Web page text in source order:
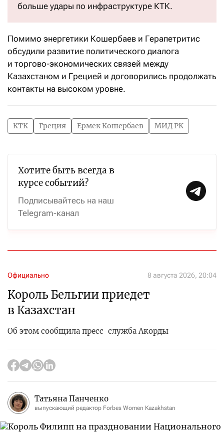
больше удары по инфраструктуре КТК.
Помимо энергетики Кошербаев и Герапетритис
обсудили развитие политического диалога
и торгово-экономических связей между
Казахстаном и Грецией и договорились продолжать
контакты на высоком уровне.
КТК Греция Ермек Кошербаев МИД РК
Хотите быть всегда в
курсе событий?
Подписывайтесь на наш
Telegram-канал
Официально 8 августа 2026, 20:04
Король Бельгии приедет
в Казахстан
Об этом сообщила пресс-служба Акорды
Татьяна Панченко
выпускающий редактор Forbes Women Kazakhstan